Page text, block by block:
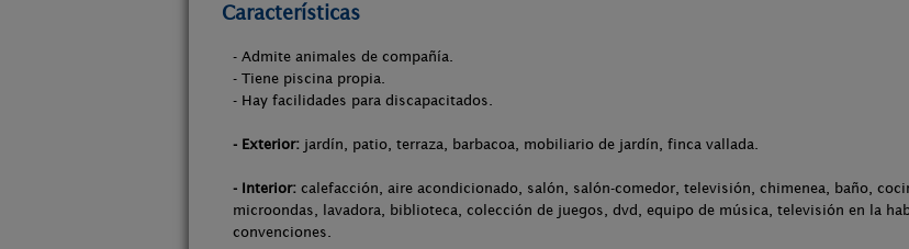
Características
- Admite animales de compañía.
- Tiene piscina propia.
- Hay facilidades para discapacitados.
- Exterior: jardín, patio, terraza, barbacoa, mobiliario de jardín, finca vallada.
- Interior: calefacción, aire acondicionado, salón, salón-comedor, televisión, chimenea, baño,
microondas, lavadora, biblioteca, colección de juegos, dvd, equipo de música, televisión en la
convenciones.